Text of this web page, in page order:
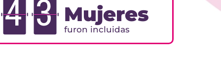
4 3 Mujeres
furon incluidas